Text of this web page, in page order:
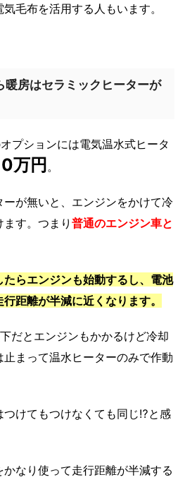
毛布を活用する人もいます。
暖房はセラミックヒーターが
プションには電気温水式ヒータ
万円。
が無いと、エンジンをかけて冷
す。つまり 普通のエンジン車と
らエンジンも始動するし、電池
距離が半減に近くなります。
だとエンジンもかかるけど冷却
まって温水ヒーターのみで作動
つけてもつけなくても同じ⁉と感
なり使って走行距離が半減する